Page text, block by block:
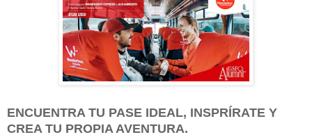
ENCUENTRA TU PASE IDEAL, INSPRÍRATE Y
CREA TU PROPIA AVENTURA.